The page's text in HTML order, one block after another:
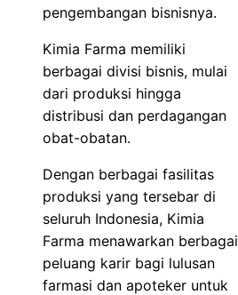
pengembangan bisnisnya.
Kimia Farma memiliki
berbagai divisi bisnis, mulai
dari produksi hingga
distribusi dan perdagangan
obat-obatan.
Dengan berbagai fasilitas
produksi yang tersebar di
seluruh Indonesia, Kimia
Farma menawarkan berbagai
peluang karir bagi lulusan
farmasi dan apoteker untuk